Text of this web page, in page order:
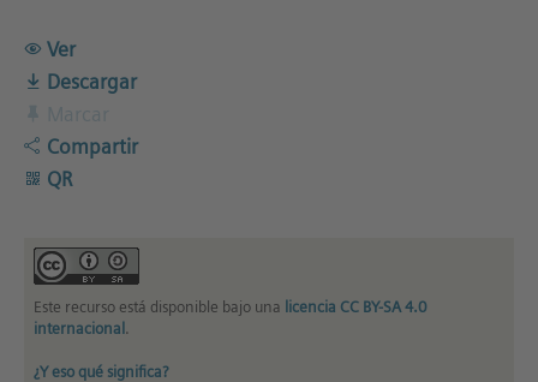
Ver
Descargar
Compartir
QR
Este recurso está disponible bajo una licencia CC BY-SA 4.0
internacional.
¿Y eso qué significa?